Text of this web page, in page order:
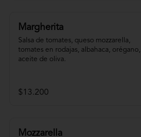
Margherita
Salsa de tomates, queso mozzarella,
tomates en rodajas, albahaca, orégano,
aceite de oliva.
$13.200
Mozzarella